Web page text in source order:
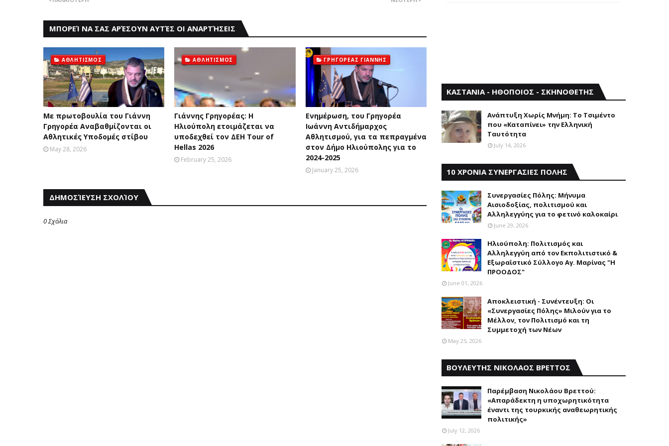
ΜΠΟΡΕΊ ΝΑ ΣΑΣ ΑΡΈΣΟΥΝ ΑΥΤΈΣ ΟΙ ΑΝΑΡΤΉΣΕΙΣ
ΑΘΛΗΤΙΣΜΟΣ
Με πρωτοβουλία του Γιάννη
Γρηγορέα Αναβαθμίζονται οι
Aθλητικές Yποδομές στίβου
May 28, 2026
ΑΘΛΗΤΙΣΜΟΣ
Γιάννης Γρηγορέας: Η
Ηλιούπολη ετοιμάζεται να
υποδεχθεί τον ΔΕΗ Tour of
Hellas 2026
February 25, 2026
ΓΡΗΓΟΡΕΑΣ ΓΙΑΝΝΗΣ
Ενημέρωση, του Γρηγορέα
Ιωάννη Αντιδήμαρχος
Αθλητισμού, για τα πεπραγμένα
στον Δήμο Ηλιούπολης για το
2024-2025
January 25, 2026
ΔΗΜΟΣΊΕΥΣΗ ΣΧΟΛΊΟΥ
0 Σχόλια
ΚΑΣΤΑΝΙΑ - ΗΘΟΠΟΙΟΣ - ΣΚΗΝΟΘΕΤΗΣ
Aνάπτυξη Xωρίς Mνήμη: Το Τσιμέντο
που «Καταπίνει» την Ελληνική
Ταυτότητα
July 14, 2026
10 ΧΡΟΝΙΑ ΣΥΝΕΡΓΑΣΙΕΣ ΠΟΛΗΣ
Συνεργασίες Πόλης: Mήνυμα
Aισιοδοξίας, πολιτισμού και
Aλληλεγγύης για το φετινό καλοκαίρι
June 29, 2026
Ηλιούπολη: Πολιτισμός και
Aλληλεγγύη από τον Εκπολιτιστικό &
Εξωραϊστικό Σύλλογο Αγ. Μαρίνας "Η
ΠΡΟΟΔΟΣ"
June 01, 2026
Αποκλειστική - Συνέντευξη: Οι
«Συνεργασίες Πόλης» Μιλούν για το
Μέλλον, τον Πολιτισμό και τη
Συμμετοχή των Νέων
May 25, 2026
ΒΟΥΛΕΥΤΗΣ ΝΙΚΟΛΑΟΣ ΒΡΕΤΤΟΣ
Παρέμβαση Nικολάου Bρεττού:
«Aπαράδεκτη η υποχωρητικότητα
έναντι της τουρκικής αναθεωρητικής
πολιτικής»
July 12, 2026